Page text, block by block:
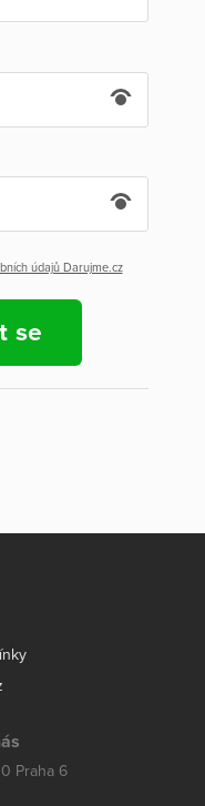
údajů Darujme.cz
se
Praha 6